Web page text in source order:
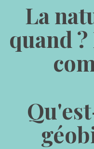
La
quand